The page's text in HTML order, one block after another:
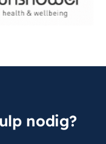
nodig?